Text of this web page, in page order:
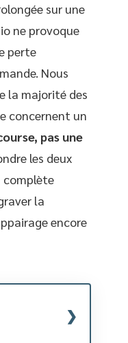
sur une
ne provoque
perte
Nous
la majorité des
concernent un
pas une
les deux
complète
la
encore